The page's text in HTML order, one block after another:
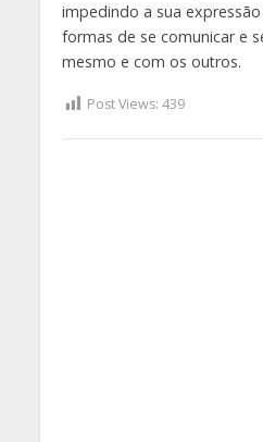
impedindo a sua
formas de se comunicar e
mesmo e com os outros.
Post Views: 439